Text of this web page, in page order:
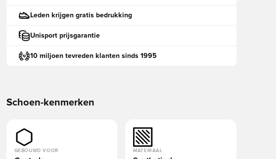
Leden krijgen gratis bedrukking
Unisport prijsgarantie
10 miljoen tevreden klanten sinds 1995
Schoen-kenmerken
GEBOUWD VOOR MATERIAAL